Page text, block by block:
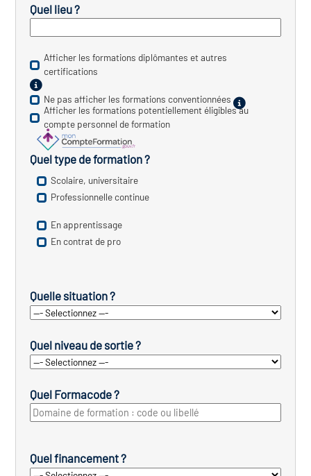
Quel lieu ?
Afficher les formations diplômantes et autres
certifications
Ne pas afficher les formations conventionnées
Afficher les formations potentiellement éligibles au
compte personnel de formation
Quel type de formation ?
Scolaire, universitaire
Professionnelle continue
En apprentissage
En contrat de pro
Quelle situation ?
Quel niveau de sortie ?
Quel Formacode ?
Quel financement ?